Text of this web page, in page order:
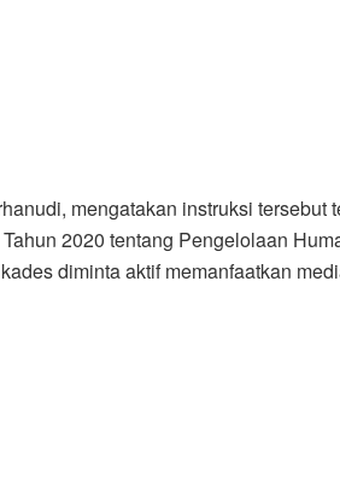
mengatakan instruksi tersebut
2020 tentang Pengelolaan
diminta aktif memanfaatkan